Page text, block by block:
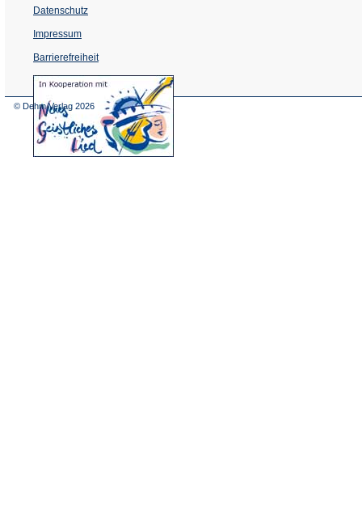
Datenschutz
Impressum
Barrierefreiheit
(Öffnet
in
© Dehm Verlag 2026